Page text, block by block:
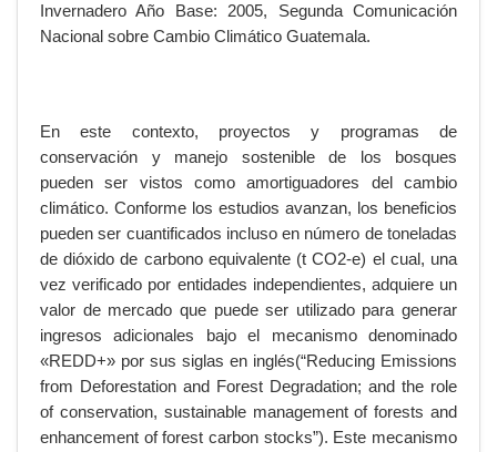
Invernadero Año Base: 2005, Segunda Comunicación
Nacional sobre Cambio Climático Guatemala.
En este contexto, proyectos y programas de
conservación y manejo sostenible de los bosques
pueden ser vistos como amortiguadores del cambio
climático. Conforme los estudios avanzan, los beneficios
pueden ser cuantificados incluso en número de toneladas
de dióxido de carbono equivalente (t CO2-e) el cual, una
vez verificado por entidades independientes, adquiere un
valor de mercado que puede ser utilizado para generar
ingresos adicionales bajo el mecanismo denominado
«REDD+» por sus siglas en inglés(“Reducing Emissions
from Deforestation and Forest Degradation; and the role
of conservation, sustainable management of forests and
enhancement of forest carbon stocks”). Este mecanismo